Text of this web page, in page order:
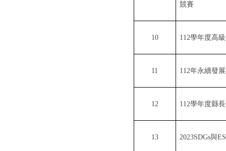
競賽
10 112學年度高
11 112年永續發
12 112學年度縣
13 2023SDGs與